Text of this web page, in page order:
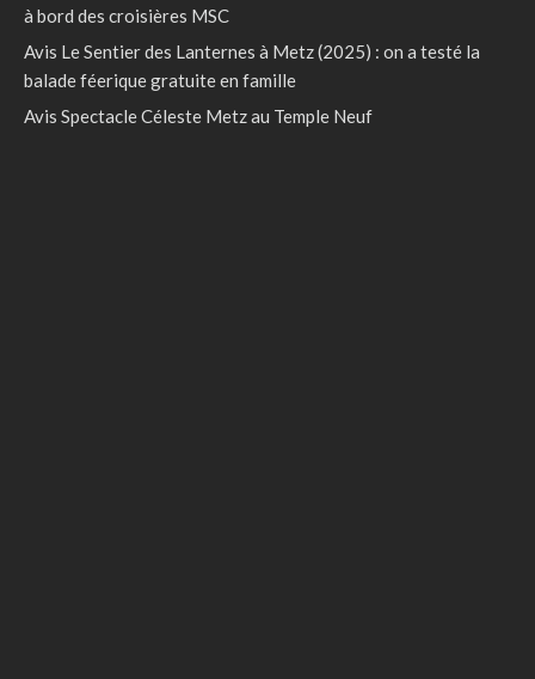
à bord des croisières MSC
Avis Le Sentier des Lanternes à Metz (2025) : on a testé la
balade féerique gratuite en famille
Avis Spectacle Céleste Metz au Temple Neuf